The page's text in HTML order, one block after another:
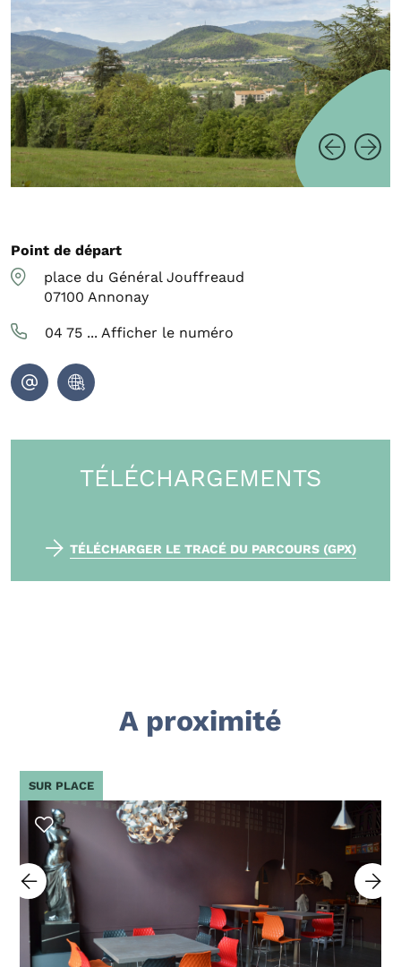
Point de départ
place du Général Jouffreaud
07100 Annonay
04 75 ... Afficher le numéro
TÉLÉCHARGEMENTS
TÉLÉCHARGER LE TRACÉ DU PARCOURS (GPX)
A proximité
SUR PLACE